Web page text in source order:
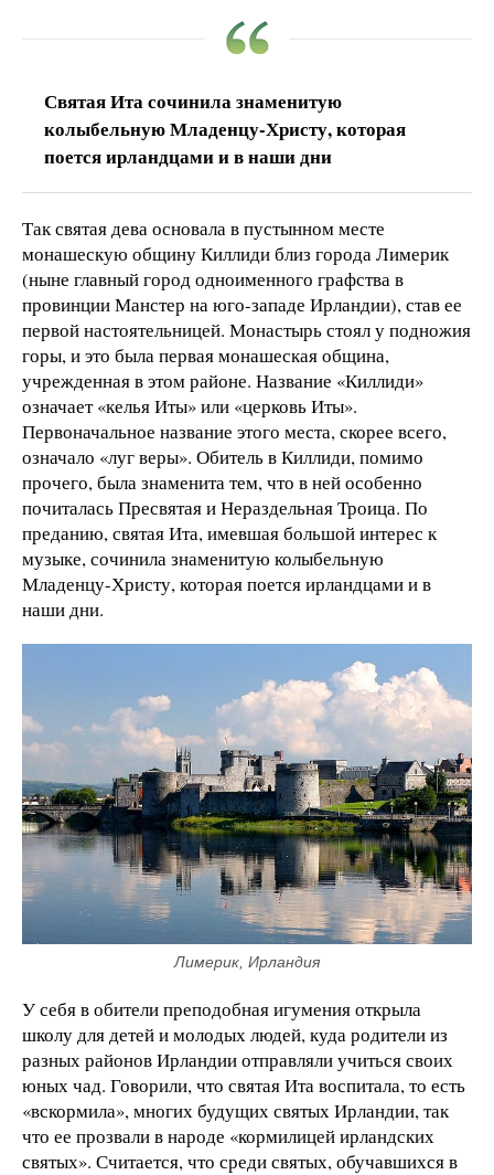
Святая Ита сочинила знаменитую
колыбельную Младенцу-Христу, которая
поется ирландцами и в наши дни
Так святая дева основала в пустынном месте
монашескую общину Киллиди близ города Лимерик
(ныне главный город одноименного графства в
провинции Манстер на юго-западе Ирландии), став ее
первой настоятельницей. Монастырь стоял у подножия
горы, и это была первая монашеская община,
учрежденная в этом районе. Название «Киллиди»
означает «келья Иты» или «церковь Иты».
Первоначальное название этого места, скорее всего,
означало «луг веры». Обитель в Киллиди, помимо
прочего, была знаменита тем, что в ней особенно
почиталась Пресвятая и Нераздельная Троица. По
преданию, святая Ита, имевшая большой интерес к
музыке, сочинила знаменитую колыбельную
Младенцу-Христу, которая поется ирландцами и в
наши дни.
Лимерик, Ирландия
У себя в обители преподобная игумения открыла
школу для детей и молодых людей, куда родители из
разных районов Ирландии отправляли учиться своих
юных чад. Говорили, что святая Ита воспитала, то есть
«вскормила», многих будущих святых Ирландии, так
что ее прозвали в народе «кормилицей ирландских
святых». Считается, что среди святых, обучавшихся в